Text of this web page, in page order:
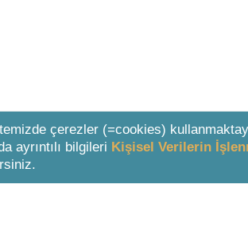
Toolbar Highlight Text
çerezler (=cookies)
ayrıntılı bilgileri Kişisel Verilerin